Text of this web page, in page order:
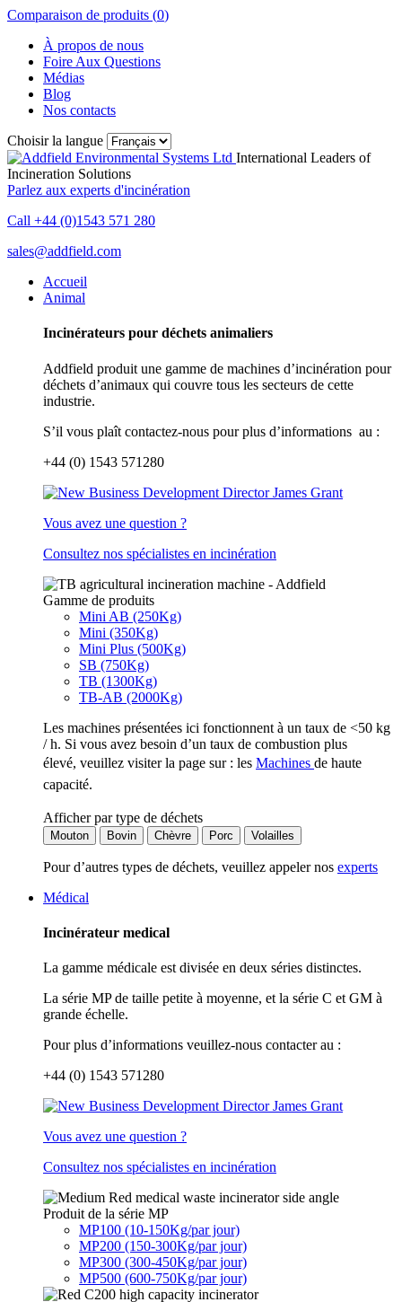
Comparaison de produits (0)
À propos de nous
Foire Aux Questions
Médias
Blog
Nos contacts
Choisir la langue
International Leaders of
Incineration Solutions
Parlez aux experts d'incinération
Call +44 (0)1543 571 280
sales@addfield.com
Accueil
Animal
Incinérateurs pour déchets animaliers
Addfield produit une gamme de machines d’incinération pour
déchets d’animaux qui couvre tous les secteurs de cette
industrie.
S’il vous plaît contactez-nous pour plus d’informations au :
+44 (0) 1543 571280
Vous avez une question ?
Consultez nos spécialistes en incinération
Gamme de produits
Mini AB (250Kg)
Mini (350Kg)
Mini Plus (500Kg)
SB (750Kg)
TB (1300Kg)
TB-AB (2000Kg)
Les machines présentées ici fonctionnent à un taux de <50 kg
/ h. Si vous avez besoin d’un taux de combustion plus
élevé, veuillez visiter la page sur : les Machines de haute
capacité.
Afficher par type de déchets
Mouton Bovin Chèvre Porc Volailles
Pour d’autres types de déchets, veuillez appeler nos experts
Médical
Incinérateur medical
La gamme médicale est divisée en deux séries distinctes.
La série MP de taille petite à moyenne, et la série C et GM à
grande échelle.
Pour plus d’informations veuillez-nous contacter au :
+44 (0) 1543 571280
Vous avez une question ?
Consultez nos spécialistes en incinération
Produit de la série MP
MP100 (10-150Kg/par jour)
MP200 (150-300Kg/par jour)
MP300 (300-450Kg/par jour)
MP500 (600-750Kg/par jour)